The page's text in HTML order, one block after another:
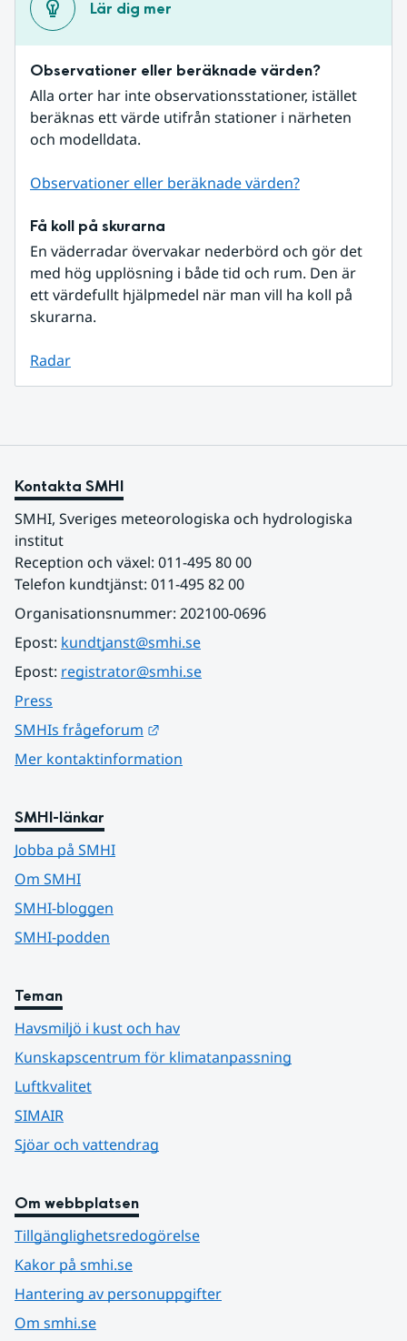
Lär dig mer
Observationer eller beräknade värden?
Alla orter har inte observationsstationer, istället
beräknas ett värde utifrån stationer i närheten
och modelldata.
Observationer eller beräknade värden?
Få koll på skurarna
En väderradar övervakar nederbörd och gör det
med hög upplösning i både tid och rum. Den är
ett värdefullt hjälpmedel när man vill ha koll på
skurarna.
Radar
Kontakta SMHI
SMHI, Sveriges meteorologiska och hydrologiska
institut
Reception och växel: 011-495 80 00
Telefon kundtjänst: 011-495 82 00
Organisationsnummer: 202100-0696
Epost: kundtjanst@smhi.se
Epost: registrator@smhi.se
Press
SMHIs frågeforum
Mer kontaktinformation
SMHI-länkar
Jobba på SMHI
Om SMHI
SMHI-bloggen
SMHI-podden
Teman
Havsmiljö i kust och hav
Kunskapscentrum för klimatanpassning
Luftkvalitet
SIMAIR
Sjöar och vattendrag
Om webbplatsen
Tillgänglighetsredogörelse
Kakor på smhi.se
Hantering av personuppgifter
Om smhi.se